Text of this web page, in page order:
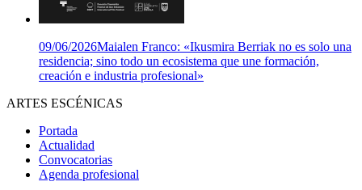
09/06/2026Maialen Franco: «Ikusmira Berriak no es solo una
residencia; sino todo un ecosistema que une formación,
creación e industria profesional»
ARTES ESCÉNICAS
Portada
Actualidad
Convocatorias
Agenda profesional